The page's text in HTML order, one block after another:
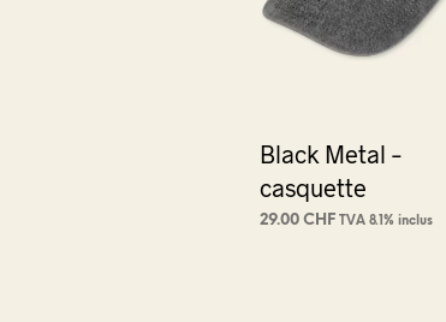
Black Metal –
casquette
29.00 CHF TVA 8.1% inclus